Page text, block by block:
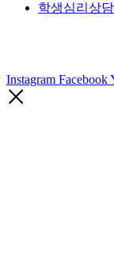
학생심리상담
Instagram Facebook